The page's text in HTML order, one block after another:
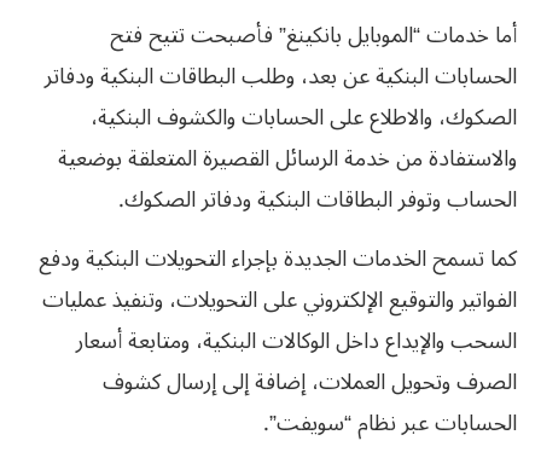
أما خدمات “الموبايل بانكينغ” فأصبحت تتيح فتح
الحسابات البنكية عن بعد، وطلب البطاقات البنكية ودفاتر
الصكوك، والاطلاع على الحسابات والكشوف البنكية،
والاستفادة من خدمة الرسائل القصيرة المتعلقة بوضعية
الحساب وتوفر البطاقات البنكية ودفاتر الصكوك.
كما تسمح الخدمات الجديدة بإجراء التحويلات البنكية ودفع
الفواتير والتوقيع الإلكتروني على التحويلات، وتنفيذ عمليات
السحب والإيداع داخل الوكالات البنكية، ومتابعة أسعار
الصرف وتحويل العملات، إضافة إلى إرسال كشوف
الحسابات عبر نظام “سويفت”.